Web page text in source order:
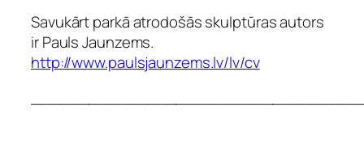
Savukārt parkā atrodošās skulptūras autors
ir Pauls Jaunzems.
http://www.paulsjaunzems.lv/lv/cv